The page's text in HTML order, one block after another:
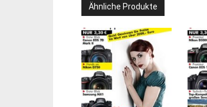
Ähnliche Produkte